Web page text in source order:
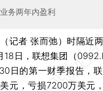
务两年内盈利
记者 张而弛） 时隔近
18日，联想集团（
日的第一财季报告，
元，亏损7200万美元